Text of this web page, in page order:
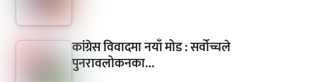
कांग्रेस विवादमा नयाँ मोड : सर्वोच्चले
पुनरावलोकनका…